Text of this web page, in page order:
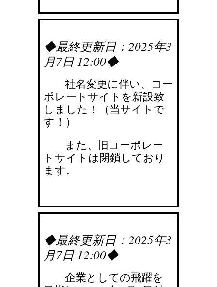
◆最終更新日：2025年3
月7日 12:00◆
社名変更に伴い、コー
ポレートサイトを新設致
しました！（当サイトで
す！）
また、旧コーポレー
トサイトは閉鎖しており
ます。
◆最終更新日：2025年3
月7日 12:00◆
企業としての飛躍を